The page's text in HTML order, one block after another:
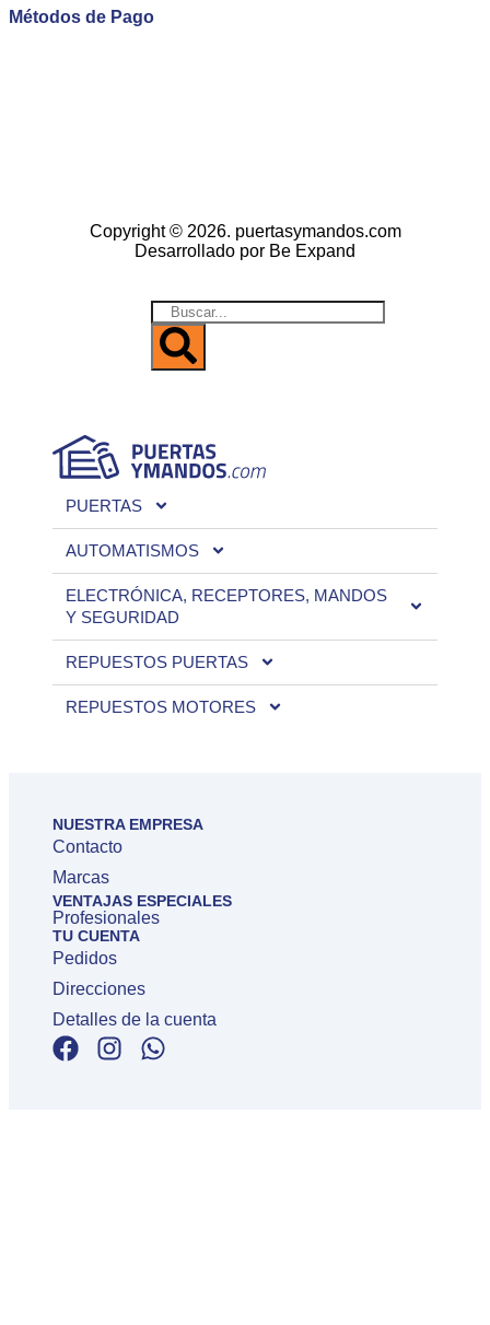
Métodos de Pago
Copyright © 2026. puertasymandos.com
Desarrollado por Be Expand
PUERTAS
AUTOMATISMOS
ELECTRÓNICA, RECEPTORES, MANDOS
Y SEGURIDAD
REPUESTOS PUERTAS
REPUESTOS MOTORES
NUESTRA EMPRESA
Contacto
Marcas
VENTAJAS ESPECIALES
Profesionales
TU CUENTA
Pedidos
Direcciones
Detalles de la cuenta